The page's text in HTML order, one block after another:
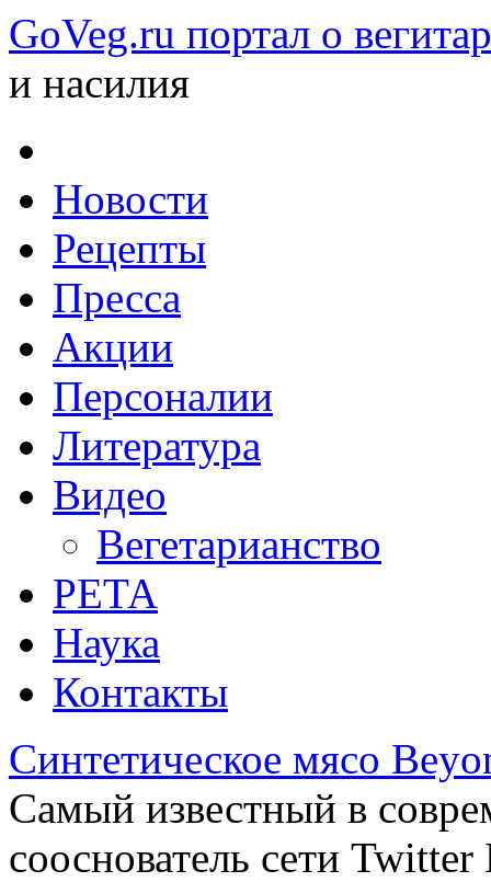
GoVeg.ru портал о
и насилия
Новости
Рецепты
Пресса
Акции
Персоналии
Литература
Видео
Вегетарианство
РЕТА
Наука
Контакты
Синтетическое мясо
Самый известный в
сооснователь сети